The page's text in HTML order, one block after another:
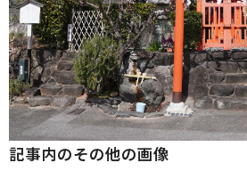
記事内のその他の画像